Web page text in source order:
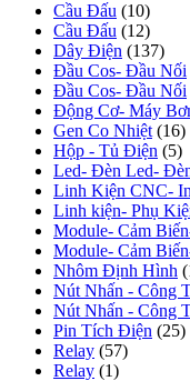
Cầu Đấu (10)
Cầu Đấu (12)
Dây Điện (137)
Đầu Cos- Đầu Nối
Đầu Cos- Đầu Nối
Động Cơ- Máy
Gen Co Nhiệt (16)
Hộp - Tủ Điện (5)
Led- Đèn Led-
Linh Kiện CNC-
Linh kiện- Phụ
Module- Cảm
Module- Cảm
Nhôm Định Hình
Nút Nhấn - Công
Nút Nhấn - Công
Pin Tích Điện (25)
Relay (57)
Relay (1)